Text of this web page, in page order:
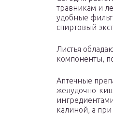
травникам и
удобные
спиртовый
Листья
компоненты,
Аптечные
желудочно-
калиной, а